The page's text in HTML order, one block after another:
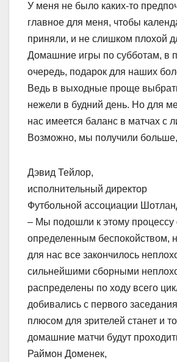
У меня не было каких-то
главное для меня, чтобы
приняли, и не слишком плохой
Домашние игры по субботам, в
очередь, подарок для наших
Ведь в выходные проще
нежели в будний день. Но для
нас имеется баланс в матчах с
Возможно, мы получили
Дэвид Тейлор,
исполнительный директор
Футбольной ассоциации
– Мы подошли к этому процессу
определенным беспокойством,
для нас все закончилось
сильнейшими сборными
распределены по ходу всего
добивались с первого
плюсом для зрителей станет и
домашние матчи будут
Раймон Доменек,